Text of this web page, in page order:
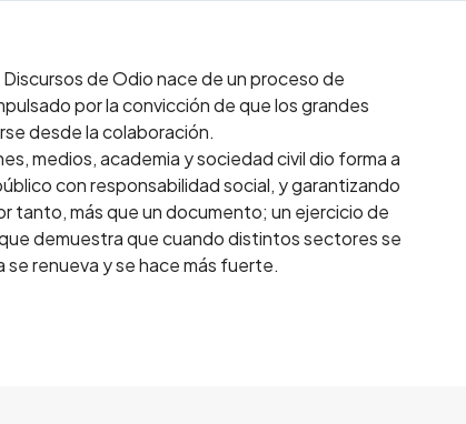
de Odio nace de un proceso de
por la convicción de que los grandes
desde la colaboración.
medios, academia y sociedad civil dio forma a
con responsabilidad social, y garantizando
tanto, más que un documento; un ejercicio de
demuestra que cuando distintos sectores se
renueva y se hace más fuerte.